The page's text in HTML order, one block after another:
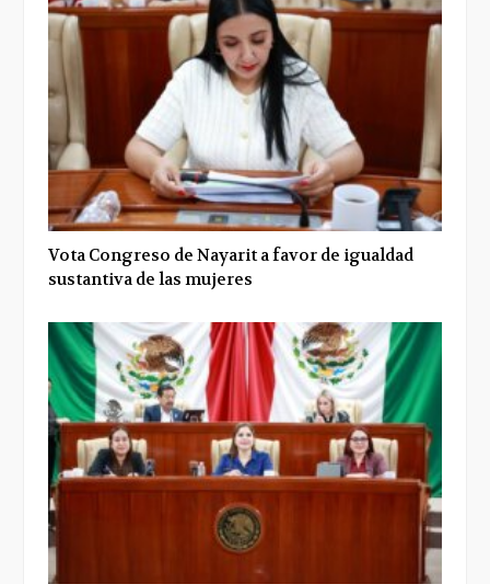
Vota Congreso de Nayarit a favor de igualdad
sustantiva de las mujeres